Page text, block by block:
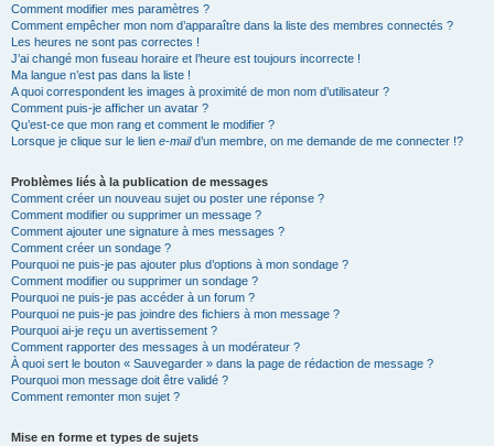
Comment modifier mes paramètres ?
Comment empêcher mon nom d’apparaître dans la liste des membres connectés ?
Les heures ne sont pas correctes !
J’ai changé mon fuseau horaire et l’heure est toujours incorrecte !
Ma langue n’est pas dans la liste !
A quoi correspondent les images à proximité de mon nom d’utilisateur ?
Comment puis-je afficher un avatar ?
Qu’est-ce que mon rang et comment le modifier ?
Lorsque je clique sur le lien e-maild’un membre, on me demande de me connecter !?
Problèmes liés à la publication de messages
Comment créer un nouveau sujet ou poster une réponse ?
Comment modifier ou supprimer un message ?
Comment ajouter une signature à mes messages ?
Comment créer un sondage ?
Pourquoi ne puis-je pas ajouter plus d’options à mon sondage ?
Comment modifier ou supprimer un sondage ?
Pourquoi ne puis-je pas accéder à un forum ?
Pourquoi ne puis-je pas joindre des fichiers à mon message ?
Pourquoi ai-je reçu un avertissement ?
Comment rapporter des messages à un modérateur ?
À quoi sert le bouton « Sauvegarder » dans la page de rédaction de message ?
Pourquoi mon message doit être validé ?
Comment remonter mon sujet ?
Mise en forme et types de sujets